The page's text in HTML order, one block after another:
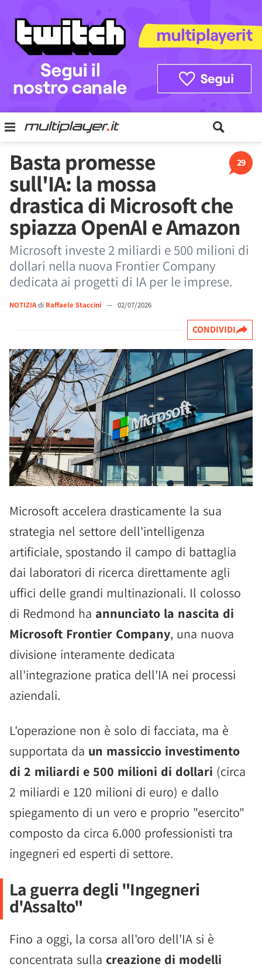
29
Basta promesse
sull'IA: la mossa
drastica di Microsoft che
spiazza OpenAI e Amazon
Microsoft investe 2 miliardi e 500 milioni di
dollari nella nuova Frontier Company
dedicata ai progetti di IA per le imprese.
NOTIZIAdi Raffaele Staccini — 02/07/2026
CONDIVIDI
Microsoft accelera drasticamente la sua
strategia nel settore dell'intelligenza
artificiale, spostando il campo di battaglia
dai laboratori di ricerca direttamente agli
uffici delle grandi multinazionali. Il colosso
di Redmond ha annunciato la nascita di
Microsoft Frontier Company, una nuova
divisione interamente dedicata
all'integrazione pratica dell'IA nei processi
aziendali.
L'operazione non è solo di facciata, ma è
supportata da un massiccio investimento
di 2 miliardi e 500 milioni di dollari (circa
2 miliardi e 120 milioni di euro) e dallo
spiegamento di un vero e proprio "esercito"
composto da circa 6.000 professionisti tra
ingegneri ed esperti di settore.
La guerra degli "Ingegneri
d'Assalto"
Fino a oggi, la corsa all'oro dell'IA si è
concentrata sulla creazione di modelli